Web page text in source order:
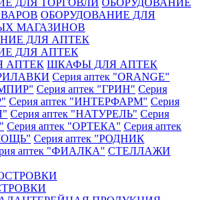
ДЛЯ ТОРГОВЛИ ОБОРУДОВАНИЕ
ОБОРУДОВАНИЕ ДЛЯ
МАГАЗИНОВ
ДЛЯ АПТЕК
АПТЕК ШКАФЫ ДЛЯ АПТЕК
Серия аптек "ORANGE"
Серия аптек "ГРИН" Серия
Серия аптек "ИНТЕРФАРМ" Серия
Серия аптек "НАТУРЕЛЬ" Серия
Серия аптек "ОРТЕКА" Серия аптек
Серия аптек "РОДНИК
аптек "ФИАЛКА" СТЕЛЛАЖИ